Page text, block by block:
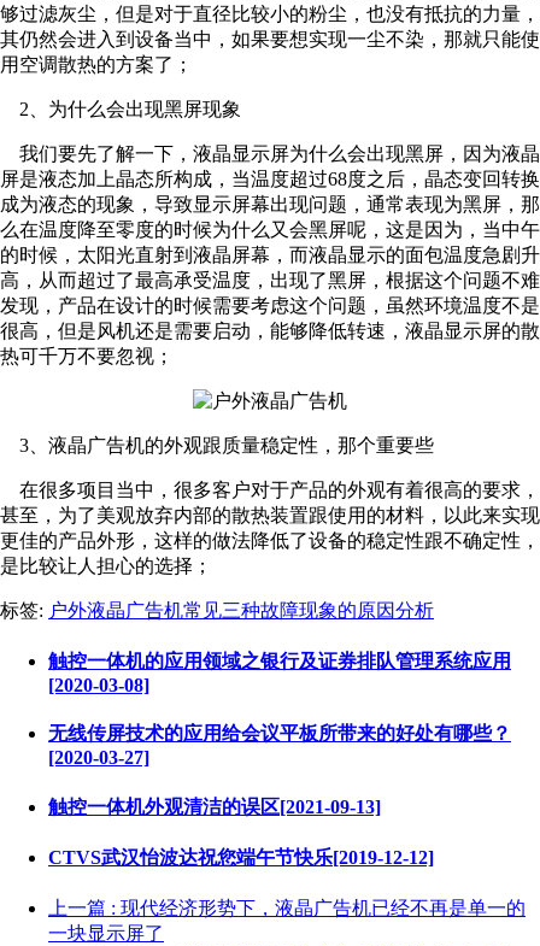
够过滤灰尘，但是对于直径比较小的粉尘，也没有抵抗的力量，
其仍然会进入到设备当中，如果要想实现一尘不染，那就只能使
用空调散热的方案了；
2、为什么会出现黑屏现象
我们要先了解一下，液晶显示屏为什么会出现黑屏，因为液晶
屏是液态加上晶态所构成，当温度超过68度之后，晶态变回转换
成为液态的现象，导致显示屏幕出现问题，通常表现为黑屏，那
么在温度降至零度的时候为什么又会黑屏呢，这是因为，当中午
的时候，太阳光直射到液晶屏幕，而液晶显示的面包温度急剧升
高，从而超过了最高承受温度，出现了黑屏，根据这个问题不难
发现，产品在设计的时候需要考虑这个问题，虽然环境温度不是
很高，但是风机还是需要启动，能够降低转速，液晶显示屏的散
热可千万不要忽视；
3、液晶广告机的外观跟质量稳定性，那个重要些
在很多项目当中，很多客户对于产品的外观有着很高的要求，
甚至，为了美观放弃内部的散热装置跟使用的材料，以此来实现
更佳的产品外形，这样的做法降低了设备的稳定性跟不确定性，
是比较让人担心的选择；
标签: 户外液晶广告机常见三种故障现象的原因分析
触控一体机的应用领域之银行及证券排队管理系统应用
[2020-03-08]
无线传屏技术的应用给会议平板所带来的好处有哪些？
[2020-03-27]
触控一体机外观清洁的误区[2021-09-13]
CTVS武汉怡波达祝您端午节快乐[2019-12-12]
上一篇 : 现代经济形势下，液晶广告机已经不再是单一的
一块显示屏了